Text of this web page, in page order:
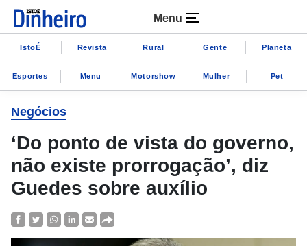
Menu
IstoÉ Revista Rural Gente Planeta
Esportes Menu Motorshow Mulher Pet
Negócios
‘Do ponto de vista do governo,
não existe prorrogação’, diz
Guedes sobre auxílio